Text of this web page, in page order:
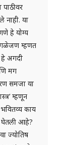
पाठीवर
नाही. या
हे योग्य
म्हणत
हे अगदी
मग
समजा या
म्हणून
भवितव्य काय
घेतली आहे?
ज्योतिष